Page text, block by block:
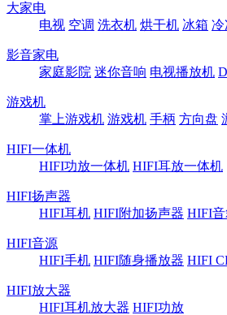
大家电
电视 空调 洗衣机 烘干机 冰箱 冷
影音家电
家庭影院 迷你音响 电视播放机
游戏机
掌上游戏机 游戏机 手柄 方向盘
HIFI一体机
HIFI功放一体机 HIFI耳放一体机
HIFI扬声器
HIFI耳机 HIFI附加扬声器 HIFI音
HIFI音源
HIFI手机 HIFI随身播放器 HIFI
HIFI放大器
HIFI耳机放大器 HIFI功放